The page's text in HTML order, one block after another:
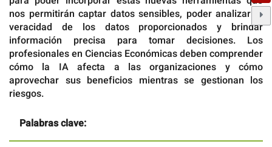
nos permitirán captar datos sensibles, poder analizar la
veracidad de los datos proporcionados y brindar
información precisa para tomar decisiones. Los
profesionales en Ciencias Económicas deben comprender
cómo la IA afecta a las organizaciones y cómo
aprovechar sus beneficios mientras se gestionan los
riesgos.
Palabras clave: